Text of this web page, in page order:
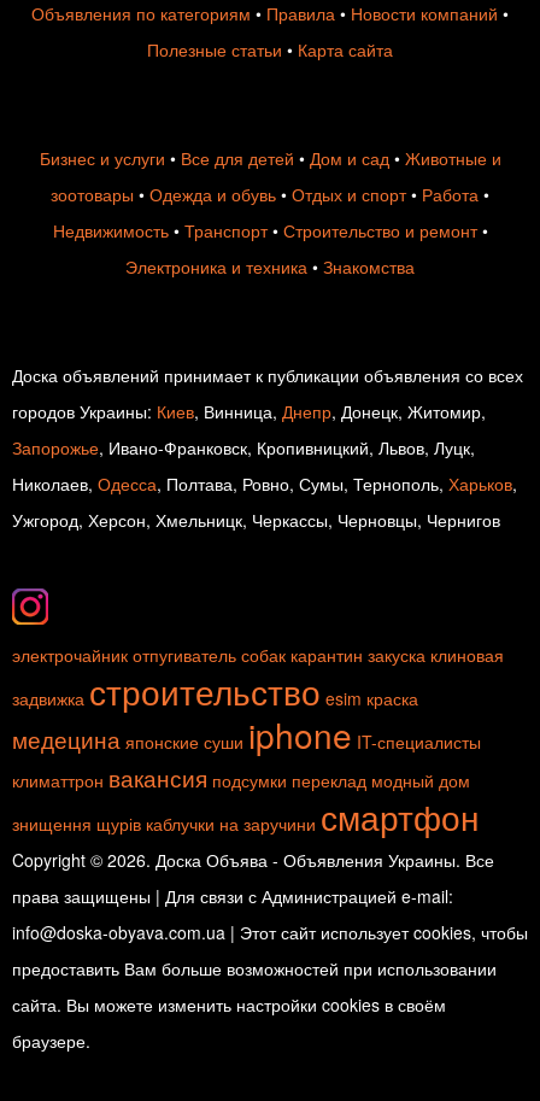
Объявления по категориям • Правила • Новости компаний •
Полезные статьи • Карта сайта
Бизнес и услуги • Все для детей • Дом и сад• Животные и
зоотовары • Одежда и обувь • Отдых и спорт• Работа •
Недвижимость• Транспорт• Строительство и ремонт•
Электроника и техника • Знакомства
Доска объявлений принимает к публикации объявления со всех
городов Украины: Киев, Винница, Днепр, Донецк, Житомир,
Запорожье, Ивано-Франковск, Кропивницкий, Львов, Луцк,
Николаев, Одесса, Полтава, Ровно, Сумы, Тернополь, Харьков,
Ужгород, Херсон, Хмельницк, Черкассы, Черновцы, Чернигов
электрочайник отпугиватель собак карантин закуска клиновая
задвижка строительство esim краска
медецина японские суши iphone IT-специалисты
климаттрон вакансия подсумки переклад модный дом
знищення щурів каблучки на заручини смартфон
Copyright © 2026. Доска Объява - Объявления Украины. Все
права защищены | Для связи с Администрацией e-mail:
info@doska-obyava.com.ua | Этот сайт использует cookies, чтобы
предоставить Вам больше возможностей при использовании
сайта. Вы можете изменить настройки cookies в своём
браузере.